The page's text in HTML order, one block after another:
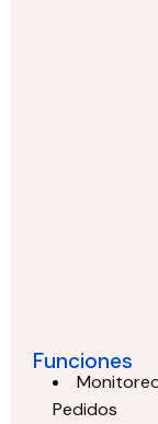
Funciones
Pedidos